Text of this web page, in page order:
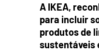
A IKEA,
para incluir
produtos de
sustentáveis